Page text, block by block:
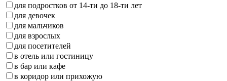
для подростков от 14-ти до 18-ти лет
для девочек
для мальчиков
для взрослых
для посетителей
в отель или гостиницу
в бар или кафе
в коридор или прихожую